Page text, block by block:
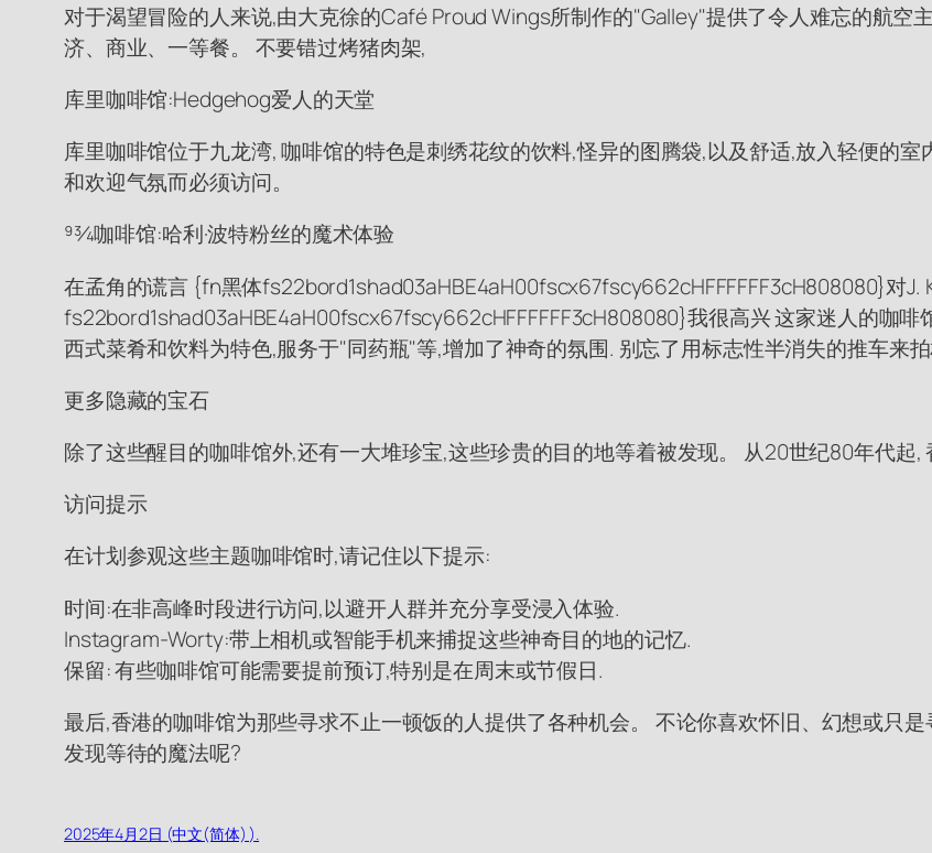
对于渴望冒险的人来说,由大克徐的Café Proud Wings所制作的"Galley"提供了令人难忘的航空
济、商业、一等餐。 不要错过烤猪肉架,
库里咖啡馆:Hedgehog爱人的天堂
库里咖啡馆位于九龙湾, 咖啡馆的特色是刺绣花纹的饮料,怪异的图腾袋,以及舒适,放入轻便的
和欢迎气氛而必须访问。
93⁄4咖啡馆:哈利·波特粉丝的魔术体验
在孟角的谎言 {fn黑体fs22bord1shad03aHBE4aH00fscx67fscy662cHFFFFFF3cH808080}对
fs22bord1shad03aHBE4aH00fscx67fscy662cHFFFFFF3cH808080}我很高兴 这家迷人的咖
西式菜肴和饮料为特色,服务于"同药瓶"等,增加了神奇的氛围. 别忘了用标志性半消失的推车来
更多隐藏的宝石
除了这些醒目的咖啡馆外,还有一大堆珍宝,这些珍贵的目的地等着被发现。 从20世纪80年代起
访问提示
在计划参观这些主题咖啡馆时,请记住以下提示:
时间:在非高峰时段进行访问,以避开人群并充分享受浸入体验.
Instagram-Worty:带上相机或智能手机来捕捉这些神奇目的地的记忆.
保留: 有些咖啡馆可能需要提前预订,特别是在周末或节假日.
最后,香港的咖啡馆为那些寻求不止一顿饭的人提供了各种机会。 不论你喜欢怀旧、幻想或只
发现等待的魔法呢?
2025年4月2日 (中文(简体) ).